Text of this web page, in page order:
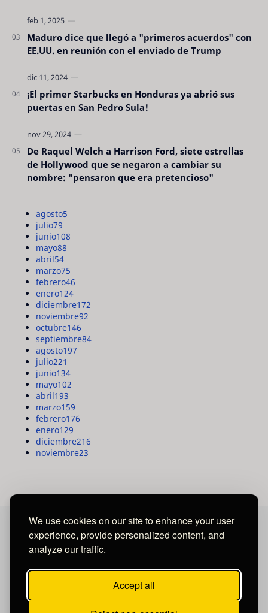
We use cookies on our site to enhance your user
experience, provide personalized content, and
analyze our traffic.
Accept all
Maduro dice que llegó a "primeros acuerdos" con
EE.UU. en reunión con el enviado de Trump
¡El primer Starbucks en Honduras ya abrió sus
puertas en San Pedro Sula!
De Raquel Welch a Harrison Ford, siete estrellas
de Hollywood que se negaron a cambiar su
nombre: "pensaron que era pretencioso"
agosto5
julio79
junio108
mayo88
abril54
marzo75
febrero46
enero124
diciembre172
noviembre92
octubre146
septiembre84
agosto197
julio221
junio134
mayo102
abril193
marzo159
febrero176
enero129
diciembre216
noviembre23
MAYA MEDIA GROUP
Ubicados en Tegucigalpa - Honduras.